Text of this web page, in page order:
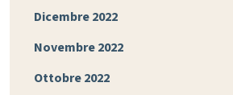
Dicembre 2022
Novembre 2022
Ottobre 2022